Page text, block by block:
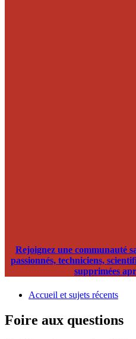
Rejoignez une communauté
passionnés, techniciens,
supprimées
Accueil et sujets récents
Foire aux questions